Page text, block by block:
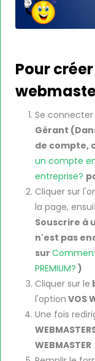
Pour
Se
Gérant
de compte,
un compte
entreprise?
Cliquer sur
la page,
Souscrire à
n'est pas
sur
PREMIUM? )
Cliquer sur le
l'option VOS
Une fois
WEBMASTER